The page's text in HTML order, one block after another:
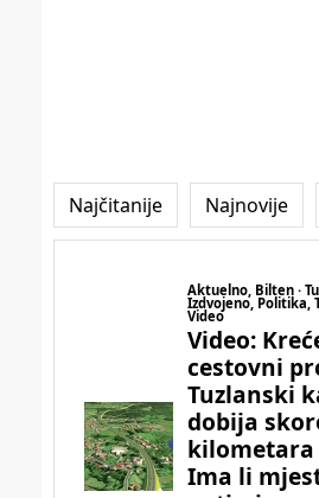
Najčitanije Najnovije